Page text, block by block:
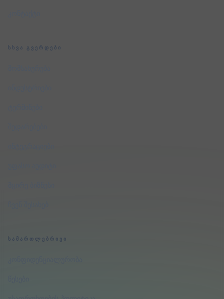
ᲡᲮᲕᲐ ᲒᲕᲔᲠᲓᲔᲑᲘ
ᲡᲐᲛᲐᲠᲗᲚᲔᲑᲠᲘᲕᲘ